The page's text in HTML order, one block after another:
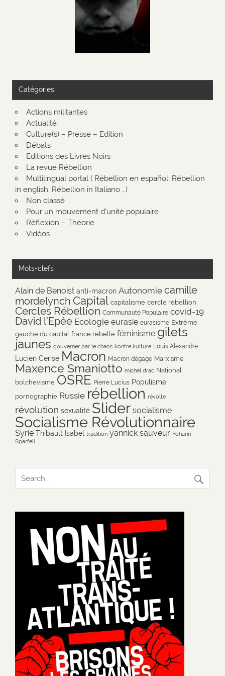
Catégories
Actions militantes
Actualité
Culture(s) – Presse – Edition
Débats
Editions des Livres Noirs
La revue Rébellion
Multilingual portal ( Rébellion en español, Rébellion
in english, Rébellion in Italiano …)
Non classé
Pour un mouvement d'unité populaire
Réflexion – Théorie
Vidéos
Mots-clefs
Alain de Benoist anti-macron Autonomie camille
mordelynch Capital capitalisme cercle rébellion
Cercles Rébellion Communauté Populaire covid-19
David l'Epée Ecologie eurasie eurasisme Extrême
gauche du capital france rebelle féminisme gilets
jaunes gouverner par le chaos kontre kulture Louis Alexandre
Lucien Cerise Macron Macron dégage Marxisme
Maxence Smaniotto michel drac National
bolchevisme OSRE Pierre Lucius Populisme
pornographie Russie rébellion révolte
révolution sexualité Slider socialisme
Socialisme Révolutionnaire
Syrie Thibault Isabel tradition yannick sauveur Yohann
Sparfell